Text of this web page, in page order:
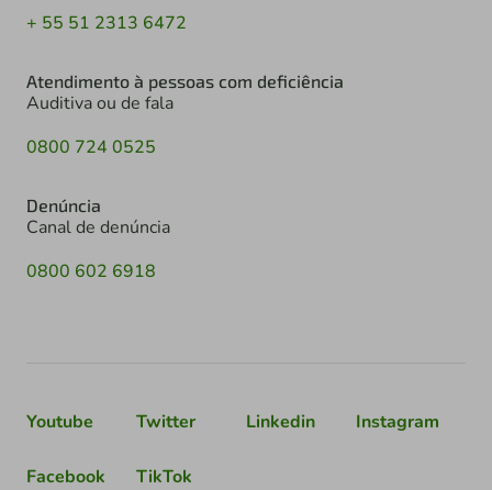
+ 55 51 2313 6472
Atendimento à pessoas com deficiência
Auditiva ou de fala
0800 724 0525
Denúncia
Canal de denúncia
0800 602 6918
Youtube Twitter Linkedin Instagram
Facebook TikTok